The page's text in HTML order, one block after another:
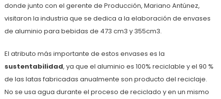
donde junto con el gerente de Producción, Mariano Antúnez,
visitaron la industria que se dedica a la elaboración de envases
de aluminio para bebidas de 473 cm3 y 355cm3.
El atributo más importante de estos envases es la
sustentabilidad, ya que el aluminio es 100% reciclable y el 90 %
de las latas fabricadas anualmente son producto del reciclaje.
No se usa agua durante el proceso de reciclado y en un mismo